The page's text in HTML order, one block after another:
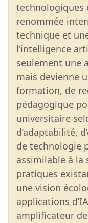
technologiques
renommée
technique et
l’intelligence
seulement une
mais devienne
formation, de
pédagogique
universitaire
d’adaptabilité,
de technologie
assimilable à
pratiques
une vision
applications
amplificateur